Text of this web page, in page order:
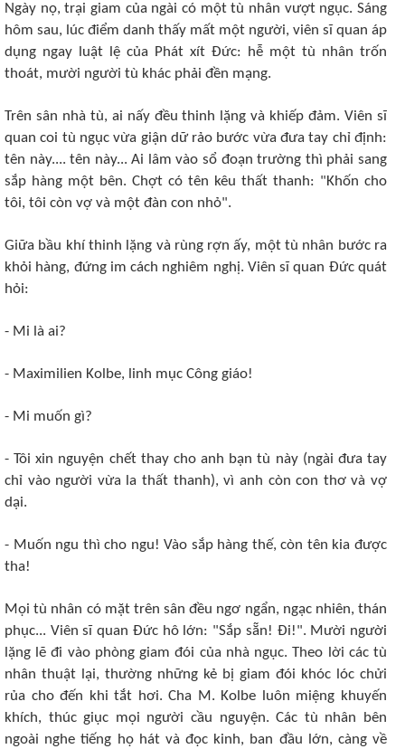
Ngày nọ, trại giam của ngài có một tù nhân vượt ngục. Sáng
hôm sau, lúc điểm danh thấy mất một người, viên sĩ quan áp
dụng ngay luật lệ của Phát xít Ðức: hễ một tù nhân trốn
thoát, mười người tù khác phải đền mạng.
Trên sân nhà tù, ai nấy đều thinh lặng và khiếp đảm. Viên sĩ
quan coi tù ngục vừa giận dữ rảo bước vừa đưa tay chỉ định:
tên này.... tên này... Ai lâm vào sổ đoạn trường thì phải sang
sắp hàng một bên. Chợt có tên kêu thất thanh: "Khốn cho
tôi, tôi còn vợ và một đàn con nhỏ".
Giữa bầu khí thinh lặng và rùng rợn ấy, một tù nhân bước ra
khỏi hàng, đứng im cách nghiêm nghị. Viên sĩ quan Ðức quát
hỏi:
- Mi là ai?
- Maximilien Kolbe, linh mục Công giáo!
- Mi muốn gì?
- Tôi xin nguyện chết thay cho anh bạn tù này (ngài đưa tay
chỉ vào người vừa la thất thanh), vì anh còn con thơ và vợ
dại.
- Muốn ngu thì cho ngu! Vào sắp hàng thế, còn tên kia được
tha!
Mọi tù nhân có mặt trên sân đều ngơ ngẩn, ngạc nhiên, thán
phục... Viên sĩ quan Ðức hô lớn: "Sắp sẵn! Ði!". Mười người
lặng lẽ đi vào phòng giam đói của nhà ngục. Theo lời các tù
nhân thuật lại, thường những kẻ bị giam đói khóc lóc chửi
rủa cho đến khi tắt hơi. Cha M. Kolbe luôn miệng khuyến
khích, thúc giục mọi người cầu nguyện. Các tù nhân bên
ngoài nghe tiếng họ hát và đọc kinh, ban đầu lớn, càng về